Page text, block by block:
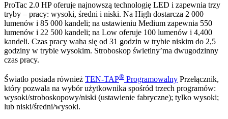
ProTac 2.0 HP oferuje najnowszą technologię LED i zapewnia trzy
tryby – pracy: wysoki, średni i niski. Na High dostarcza 2 000
lumenów i 85 000 kandeli; na ustawieniu Medium zapewnia 550
lumenów i 22 500 kandeli; na Low oferuje 100 lumenów i 4,400
kandeli. Czas pracy waha się od 31 godzin w trybie niskim do 2,5
godziny w trybie wysokim. Stroboskop świetlny’ma dwugodzinny
czas pracy.
Światło posiada również TEN-TAP® Programowalny Przełącznik,
który pozwala na wybór użytkownika spośród trzech programów:
wysoki/stroboskopowy/niski (ustawienie fabryczne); tylko wysoki;
lub niski/średni/wysoki.